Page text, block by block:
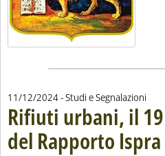
11/12/2024- Studi e Segnalazioni
Rifiuti urbani, il
del Rapporto Ispra